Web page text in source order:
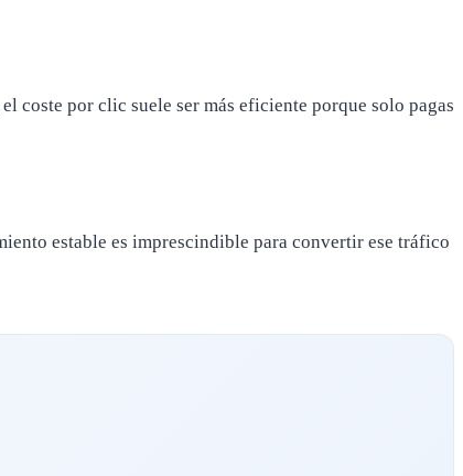
coste por clic suele ser más eficiente porque solo pagas
estable es imprescindible para convertir ese tráfico